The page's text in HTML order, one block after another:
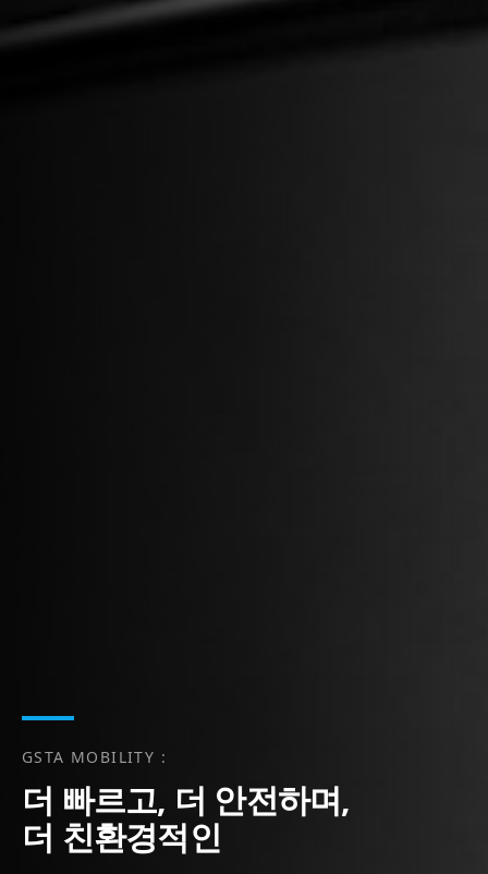
GSTA MOBILITY :
더 빠르고, 더 안전하며,
더 친환경적인